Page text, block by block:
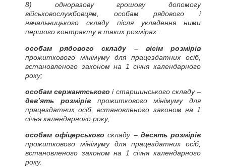
8) одноразову грошову допомогу
військовослужбовцям, особам рядового і
начальницького складу після укладення ними
першого контракту в таких розмірах:
особам рядового складу – вісім розмірів
прожиткового мінімуму для працездатних осіб,
встановленого законом на 1 січня календарного
року;
особам сержантського і старшинського складу –
дев’ять розмірівпрожиткового мінімуму для
працездатних осіб, встановленого законом на 1
січня календарного року;
особам офіцерського складу – десять розмірів
прожиткового мінімуму для працездатних осіб,
встановленого законом на 1 січня календарного
року.